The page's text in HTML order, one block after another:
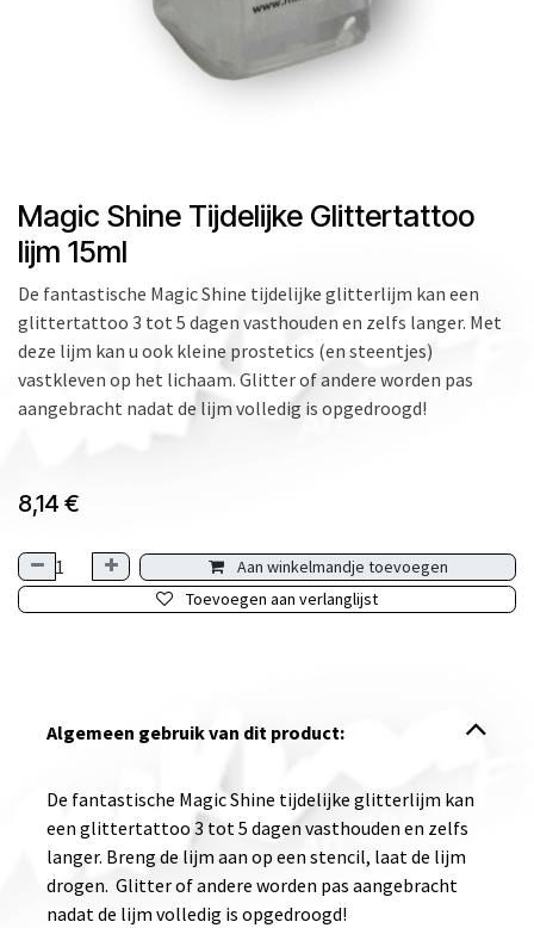
Magic Shine Tijdelijke Glittertattoo
lijm 15ml
De fantastische Magic Shine tijdelijke glitterlijm kan een
glittertattoo 3 tot 5 dagen vasthouden en zelfs langer. Met
deze lijm kan u ook kleine prostetics (en steentjes)
vastkleven op het lichaam. Glitter of andere worden pas
aangebracht nadat de lijm volledig is opgedroogd!
8,14 €
Aan winkelmandje toevoegen
Toevoegen aan verlanglijst
Algemeen gebruik van dit product:
De fantastische Magic Shine tijdelijke glitterlijm kan
een glittertattoo 3 tot 5 dagen vasthouden en zelfs
langer. Breng de lijm aan op een stencil, laat de lijm
drogen. Glitter of andere worden pas aangebracht
nadat de lijm volledig is opgedroogd!